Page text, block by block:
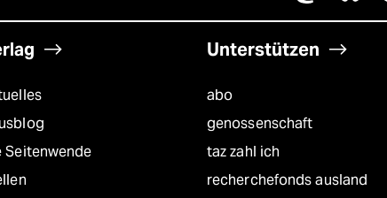
Seitenwende
Unterstützen
abo
genossenschaft
taz zahl ich
recherchefonds ausland